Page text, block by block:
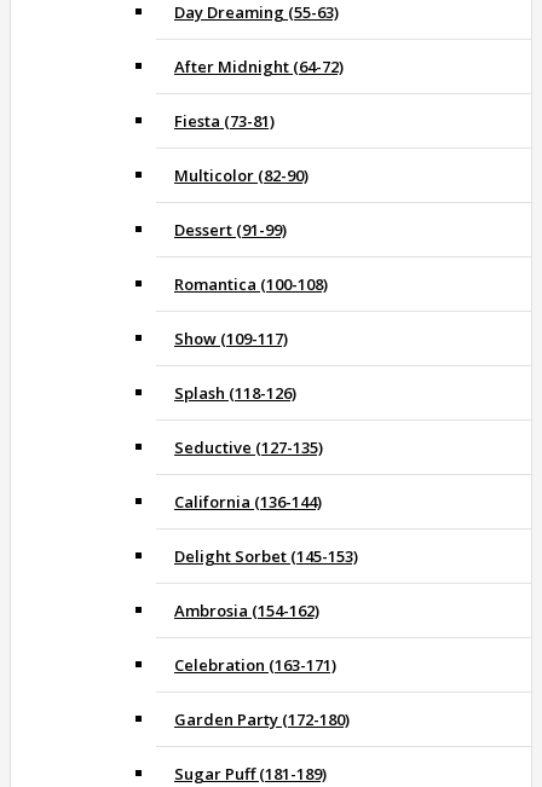
Day Dreaming (55-63)
After Midnight (64-72)
Fiesta (73-81)
Multicolor (82-90)
Dessert (91-99)
Romantica (100-108)
Show (109-117)
Splash (118-126)
Seductive (127-135)
California (136-144)
Delight Sorbet (145-153)
Ambrosia (154-162)
Celebration (163-171)
Garden Party (172-180)
Sugar Puff (181-189)